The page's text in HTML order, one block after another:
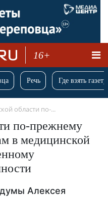
16+
Речь Где взять
области по-...
по-прежнему
в медицинской
Алексея